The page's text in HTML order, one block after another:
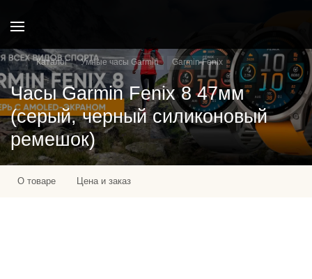
Каталог Умные часы Garmin Garmin Fenix
Часы Garmin Fenix 8 47мм
(серый, черный силиконовый
ремешок)
О товаре Цена и заказ